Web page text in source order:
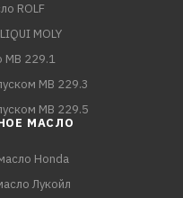
ROLF
MOLY
MB 229.1
MB 229.3
MB 229.5
МАСЛО
Honda
Лукойл